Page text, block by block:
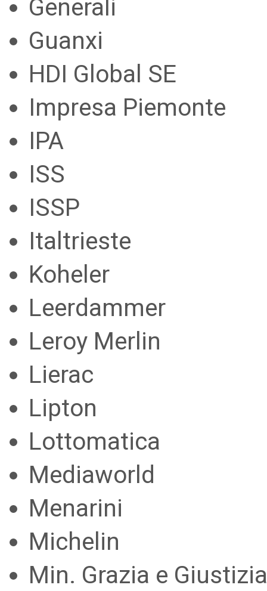
Generali
Guanxi
HDI Global SE
Impresa Piemonte
IPA
ISS
ISSP
Italtrieste
Koheler
Leerdammer
Leroy Merlin
Lierac
Lipton
Lottomatica
Mediaworld
Menarini
Michelin
Min. Grazia e Giustizia